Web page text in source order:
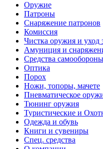
Оружие
Патроны
Снаряжение патронов
Комиссия
Чистка оружия и уход
Амуниция и
Средства самообороны
Оптика
Порох
Ножи, топоры, мачете
Пневматическое
Тюнинг оружия
Туристические и
Одежда и обувь
Книги и сувениры
Спец. средства